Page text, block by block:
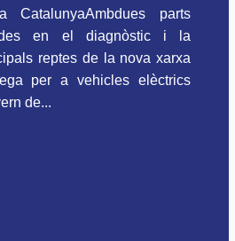
a CatalunyaAmbdues parts
en el diagnòstic i la
reptes de la nova xarxa
per a vehicles elèctrics
de...